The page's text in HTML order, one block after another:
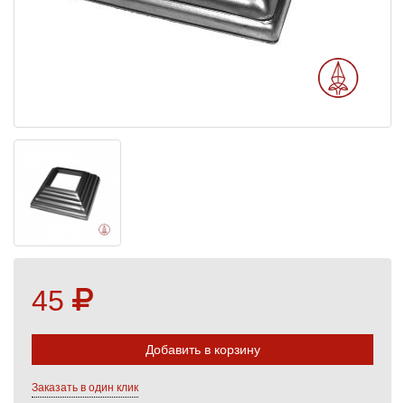
45
Выберите количество:
Добавить в корзину
Заказать в один клик